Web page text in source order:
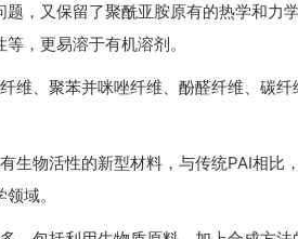
题，又保留了聚酰亚胺原有的热学和力
，更易溶于有机溶剂。
维、聚苯并咪唑纤维、酚醛纤维、碳
生物活性的新型材料，与传统PAI相比
域。